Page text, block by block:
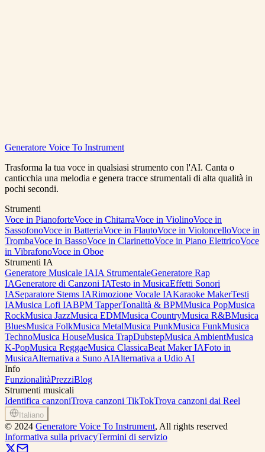
Inizia Gratis Vedi i prezzi
Generatore Voice To Instrument
Trasforma la tua voce in qualsiasi strumento con l'AI. Canta o
canticchia una melodia e genera tracce strumentali di alta qualità in
pochi secondi.
Strumenti
Voce in PianoforteVoce in ChitarraVoce in ViolinoVoce in
SassofonoVoce in BatteriaVoce in FlautoVoce in VioloncelloVoce in
TrombaVoce in BassoVoce in ClarinettoVoce in Piano ElettricoVoce
in VibrafonoVoce in Oboe
Strumenti IA
Generatore Musicale IAIA StrumentaleGeneratore Rap
IAGeneratore di Canzoni IATesto in MusicaEffetti Sonori
IASeparatore Stems IARimozione Vocale IAKaraoke MakerTesti
IAMusica Lofi IABPM TapperTonalità & BPMMusica PopMusica
RockMusica JazzMusica EDMMusica CountryMusica R&BMusica
BluesMusica FolkMusica MetalMusica PunkMusica FunkMusica
TechnoMusica HouseMusica TrapDubstepMusica AmbientMusica
K-PopMusica ReggaeMusica ClassicaBeat Maker IAFoto in
MusicaAlternativa a Suno AIAlternativa a Udio AI
Info
FunzionalitàPrezziBlog
Strumenti musicali
Identifica canzoniTrova canzoni TikTokTrova canzoni dai Reel
Italiano
© 2024 Generatore Voice To Instrument, All rights reserved
Informativa sulla privacyTermini di servizio